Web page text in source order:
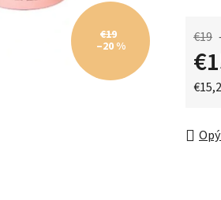
€19
€19
–20 %